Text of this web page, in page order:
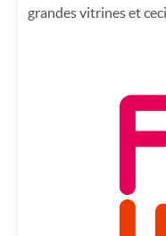
grandes vitrines et